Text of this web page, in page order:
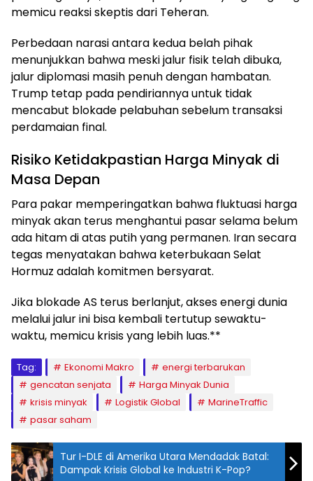
memicu reaksi skeptis dari Teheran.
Perbedaan narasi antara kedua belah pihak
menunjukkan bahwa meski jalur fisik telah dibuka,
jalur diplomasi masih penuh dengan hambatan.
Trump tetap pada pendiriannya untuk tidak
mencabut blokade pelabuhan sebelum transaksi
perdamaian final.
Risiko Ketidakpastian Harga Minyak di
Masa Depan
Para pakar memperingatkan bahwa fluktuasi harga
minyak akan terus menghantui pasar selama belum
ada hitam di atas putih yang permanen. Iran secara
tegas menyatakan bahwa keterbukaan Selat
Hormuz adalah komitmen bersyarat.
Jika blokade AS terus berlanjut, akses energi dunia
melalui jalur ini bisa kembali tertutup sewaktu-
waktu, memicu krisis yang lebih luas.**
Tag: Ekonomi Makro
energi terbarukan
gencatan senjata
Harga Minyak Dunia
krisis minyak
Logistik Global
MarineTraffic
pasar saham
Tur I-DLE di Amerika Utara Mendadak Batal:
Dampak Krisis Global ke Industri K-Pop?